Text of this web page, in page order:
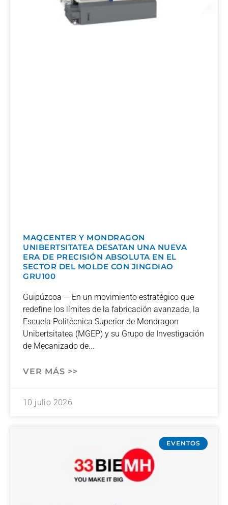
MAQCENTER Y MONDRAGON
UNIBERTSITATEA DESATAN UNA NUEVA
ERA DE PRECISIÓN ABSOLUTA EN EL
SECTOR DEL MOLDE CON JINGDIAO
GRU100
Guipúzcoa — En un movimiento estratégico que
redefine los límites de la fabricación avanzada, la
Escuela Politécnica Superior de Mondragon
Unibertsitatea (MGEP) y su Grupo de Investigación
de Mecanizado de
VER MÁS >>
10 julio 2026
EVENTOS